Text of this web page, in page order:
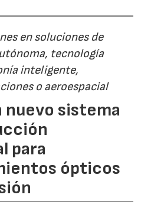
en soluciones de
tecnología
inteligente,
o aeroespacial
nuevo sistema
para
ópticos